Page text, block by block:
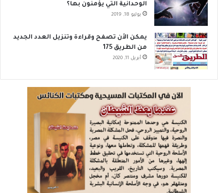
الوحدانية التي يؤمنون بها؟
يوليو 18, 2019
يمكن الأن تصفح وقراءة وتنزيل العدد الجديد
من الطريق 175
أبريل 11, 2020